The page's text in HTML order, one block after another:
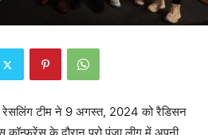
रेसलिंग टीम ने 9 अगस्त, 2024 को रैडिसन